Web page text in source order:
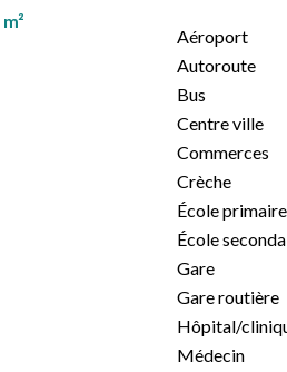
Aéroport
Autoroute
Bus
Centre ville
Commerces
Crèche
École primaire
École
Gare
Gare routière
Hôpital/
Médecin